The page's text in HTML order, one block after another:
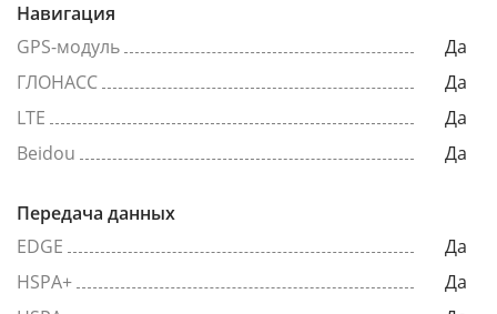
Навигация
GPS-модуль
Да
ГЛОНАСС
Да
LTE
Да
Beidou
Да
Передача данных
EDGE
Да
HSPA+
Да